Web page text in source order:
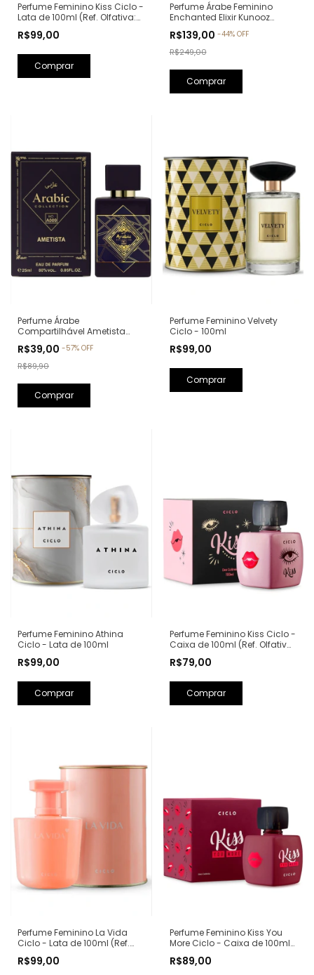
Perfume Feminino Kiss Ciclo -
Lata de 100ml (Ref. Olfativa:
R$99,00
Perfume Árabe Feminino
Enchanted Elixir Kunooz
100ml (Ref. Olfativa: Chance
Eau de Parfum Chanel)
R$139,00 -44% OFF
R$249,00
Perfume Árabe
Compartilhável Ametista
25ml (Ref. Olfativa: Bade'e Al
Oud Amethyst Lattafa)
R$39,00 -57% OFF
R$89,90
Perfume Feminino Velvety
Ciclo - 100ml
R$99,00
Perfume Feminino Athina
Ciclo - Lata de 100ml
R$99,00
Perfume Feminino Kiss Ciclo -
Caixa de 100ml (Ref. Olfativa:
R$79,00
Perfume Feminino La Vida
Ciclo - Lata de 100ml (Ref.
Lancôme)
R$99,00
Perfume Feminino Kiss You
More Ciclo - Caixa de 100ml
Laurent)
R$89,00